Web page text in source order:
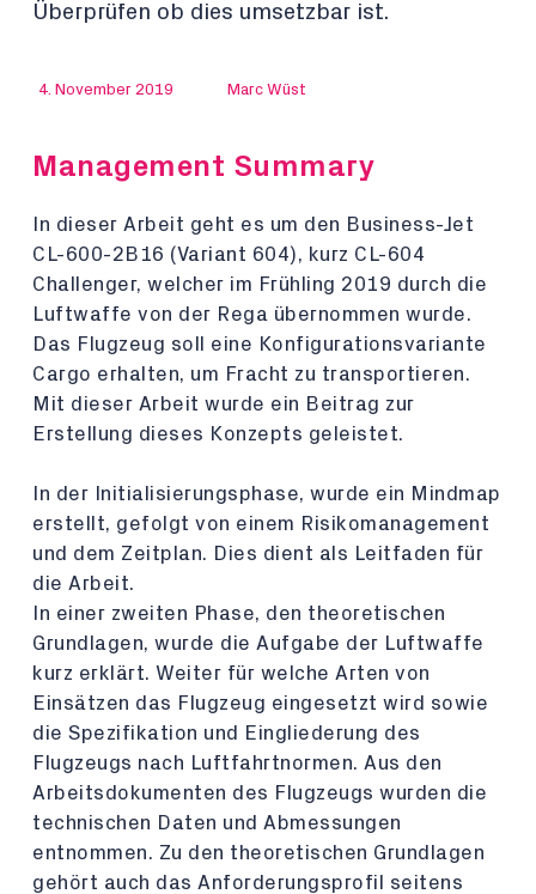
Überprüfen ob dies umsetzbar ist.
4. November 2019 Marc Wüst
Management Summary
In dieser Arbeit geht es um den Business-Jet
CL-600-2B16 (Variant 604), kurz CL-604
Challenger, welcher im Frühling 2019 durch die
Luftwaffe von der Rega übernommen wurde.
Das Flugzeug soll eine Konfigurationsvariante
Cargo erhalten, um Fracht zu transportieren.
Mit dieser Arbeit wurde ein Beitrag zur
Erstellung dieses Konzepts geleistet.
In der Initialisierungsphase, wurde ein Mindmap
erstellt, gefolgt von einem Risikomanagement
und dem Zeitplan. Dies dient als Leitfaden für
die Arbeit.
In einer zweiten Phase, den theoretischen
Grundlagen, wurde die Aufgabe der Luftwaffe
kurz erklärt. Weiter für welche Arten von
Einsätzen das Flugzeug eingesetzt wird sowie
die Spezifikation und Eingliederung des
Flugzeugs nach Luftfahrtnormen. Aus den
Arbeitsdokumenten des Flugzeugs wurden die
technischen Daten und Abmessungen
entnommen. Zu den theoretischen Grundlagen
gehört auch das Anforderungsprofil seitens